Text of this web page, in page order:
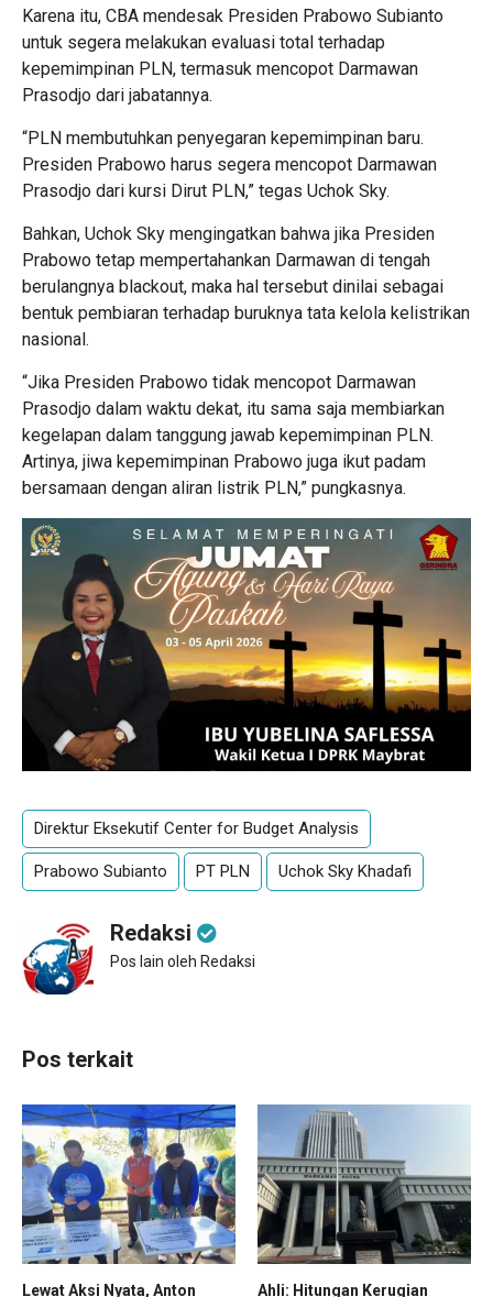
Karena itu, CBA mendesak Presiden Prabowo Subianto
untuk segera melakukan evaluasi total terhadap
kepemimpinan PLN, termasuk mencopot Darmawan
Prasodjo dari jabatannya.
“PLN membutuhkan penyegaran kepemimpinan baru.
Presiden Prabowo harus segera mencopot Darmawan
Prasodjo dari kursi Dirut PLN,” tegas Uchok Sky.
Bahkan, Uchok Sky mengingatkan bahwa jika Presiden
Prabowo tetap mempertahankan Darmawan di tengah
berulangnya blackout, maka hal tersebut dinilai sebagai
bentuk pembiaran terhadap buruknya tata kelola kelistrikan
nasional.
“Jika Presiden Prabowo tidak mencopot Darmawan
Prasodjo dalam waktu dekat, itu sama saja membiarkan
kegelapan dalam tanggung jawab kepemimpinan PLN.
Artinya, jiwa kepemimpinan Prabowo juga ikut padam
bersamaan dengan aliran listrik PLN,” pungkasnya.
Direktur Eksekutif Center for Budget Analysis
Prabowo Subianto PT PLN Uchok Sky Khadafi
Redaksi
Pos lain oleh Redaksi
Pos terkait
Lewat Aksi Nyata, Anton
Ahli: Hitungan Kerugian